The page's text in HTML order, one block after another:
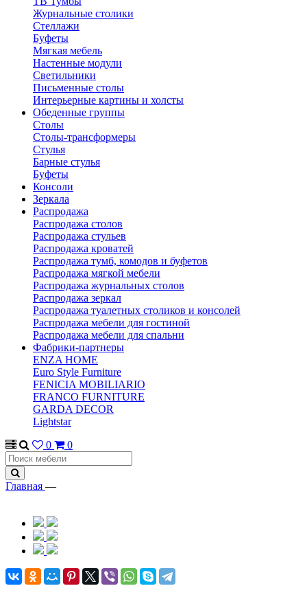
Журнальные столики
Стеллажи
Буфеты
Мягкая мебель
Настенные модули
Светильники
Письменные столы
Интерьерные картины и холсты
Обеденные группы
Столы
Столы-трансформеры
Стулья
Барные стулья
Буфеты
Консоли
Зеркала
Распродажа
Распродажа столов
Распродажа стульев
Распродажа кроватей
Распродажа тумб, комодов и буфетов
Распродажа мягкой мебели
Распродажа журнальных столов
Распродажа зеркал
Распродажа туалетных столиков и консолей
Распродажа мебели для гостиной
Распродажа мебели для спальни
Фабрики-партнеры
ENZA HOME
Euro Style Furniture
FENICIA MOBILIARIO
FRANCO FURNITURE
GARDA DECOR
Lightstar
0
0
Главная —